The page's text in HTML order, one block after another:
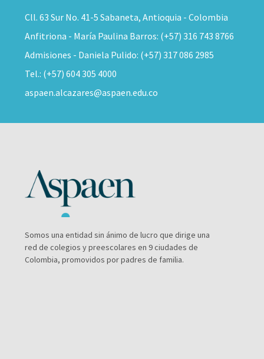
Cll. 63 Sur No. 41-5 Sabaneta, Antioquia - Colombia
Anfitriona - María Paulina Barros: (+57) 316 743 8766
Admisiones - Daniela Pulido: (+57) 317 086 2985
Tel.: (+57) 604 305 4000
aspaen.alcazares@aspaen.edu.co
Somos una entidad sin ánimo de lucro que dirige una
red de colegios y preescolares en 9 ciudades de
Colombia, promovidos por padres de familia.